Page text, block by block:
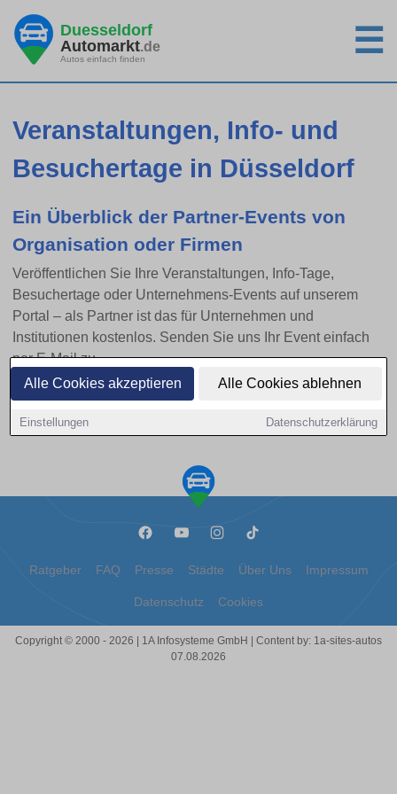
Alle Cookies akzeptieren Alle Cookies ablehnen
Einstellungen Datenschutzerklärung
Duesseldorf
Automarkt.de
Autos einfach finden ☰
Veranstaltungen, Info- und
Besuchertage in Düsseldorf
Ein Überblick der Partner-Events von
Organisation oder Firmen
Veröffentlichen Sie Ihre Veranstaltungen, Info-Tage,
Besuchertage oder Unternehmens-Events auf unserem
Portal – als Partner ist das für Unternehmen und
Institutionen kostenlos. Senden Sie uns Ihr Event einfach
per E-Mail zu.
Kontakt aufnehmen
Ratgeber FAQ Presse Städte Über Uns Impressum
Datenschutz Cookies
Copyright © 2000 - 2026 | 1A Infosysteme GmbH | Content by: 1a-sites-autos
07.08.2026